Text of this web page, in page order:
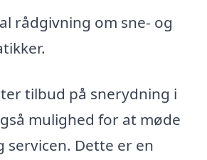
rådgivning om sne- og
tilbud på snerydning i
mulighed for at møde
servicen. Dette er en